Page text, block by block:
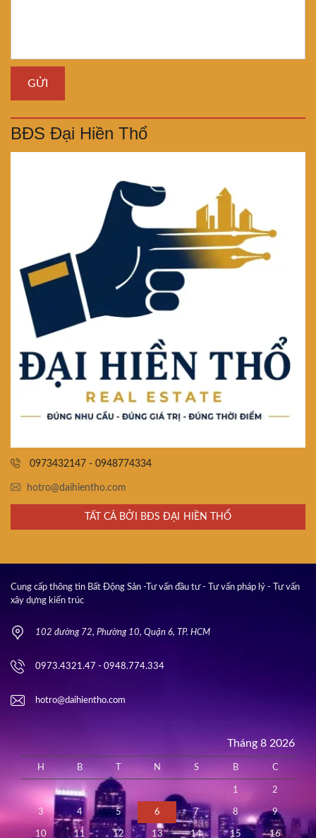
BĐS Đại Hiền Thổ
0973432147 - 0948774334
hotro@daihientho.com
TẤT CẢ BỞI BĐS ĐẠI HIỀN THỔ
Cung cấp thông tin Bất Động Sản -Tư vấn đầu tư - Tư vấn pháp lý - Tư vấn
xây dựng kiến trúc
102 đường 72, Phường 10, Quận 6, TP. HCM
0973.4321.47 - 0948.774.334
hotro@daihientho.com
Tháng 8 2026
H B N S B C
1 2
3 4 5 6 7 8 9
10 11 12 13 14 15 16